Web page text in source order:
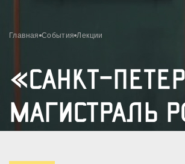
Главная События Лекции
«САНКТ-
МАГИСТРАЛЬ